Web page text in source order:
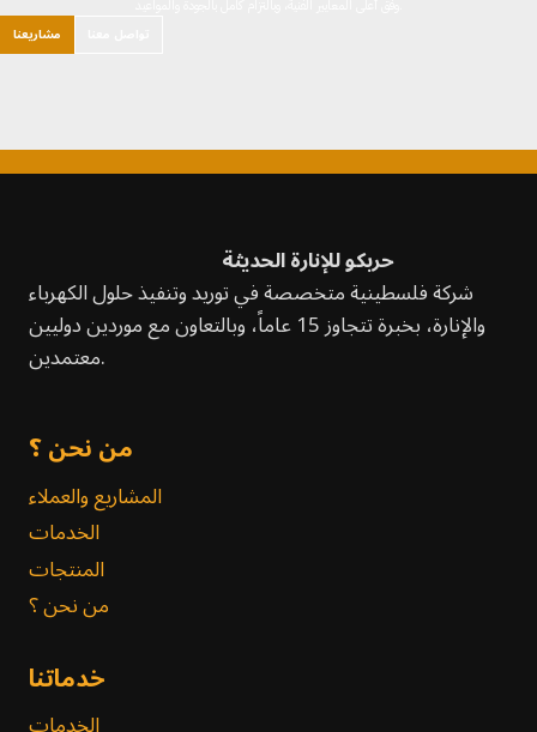
مشاريعنا
حربكو للإنارة الحديثة
شركة فلسطينية متخصصة في توريد وتنفيذ حلول الكهرباء
والإنارة، بخبرة تتجاوز 15 عاماً، وبالتعاون مع موردين دوليين
معتمدين.
من نحن ؟
المشاريع والعملاء
الخدمات
المنتجات
من نحن ؟
خدماتنا